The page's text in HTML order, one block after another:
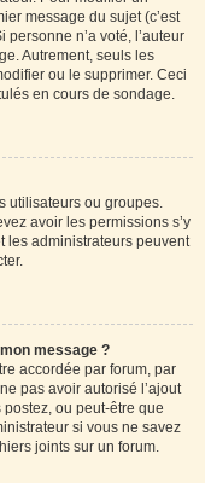
message du sujet (c’est
n’a voté, l’auteur
Autrement, seuls les
ou le supprimer. Ceci
en cours de sondage.
utilisateurs ou groupes.
avoir les permissions s’y
les administrateurs peuvent
message ?
accordée par forum, par
pas avoir autorisé l’ajout
ou peut-être que
si vous ne savez
joints sur un forum.